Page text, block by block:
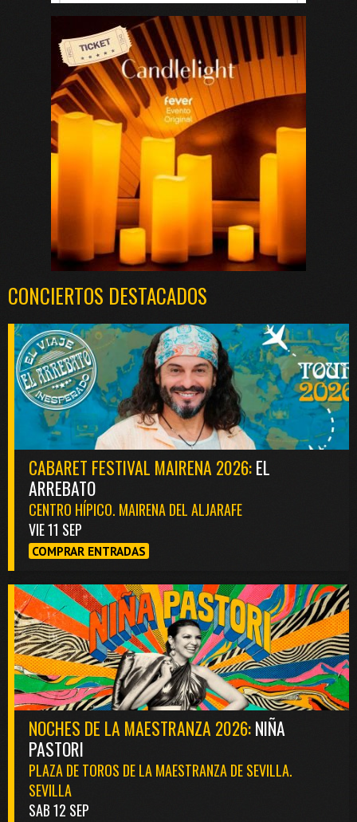
CONCIERTOS DESTACADOS
CABARET FESTIVAL MAIRENA 2026:EL
ARREBATO
CENTRO HÍPICO. MAIRENA DEL ALJARAFE
VIE 11 SEP
COMPRAR ENTRADAS
NOCHES DE LA MAESTRANZA 2026:NIÑA
PASTORI
PLAZA DE TOROS DE LA MAESTRANZA DE SEVILLA.
SEVILLA
SAB 12 SEP